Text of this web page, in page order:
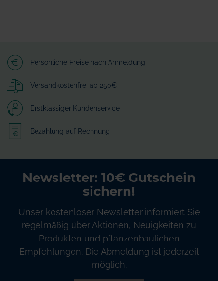
Persönliche Preise nach Anmeldung
Versandkostenfrei ab 250€
Erstklassiger Kundenservice
Bezahlung auf Rechnung
Newsletter: 10€ Gutschein
sichern!
Unser kostenloser Newsletter informiert Sie
regelmäßig über Aktionen, Neuigkeiten zu
Produkten und pflanzenbaulichen
Empfehlungen. Die Abmeldung ist jederzeit
möglich.